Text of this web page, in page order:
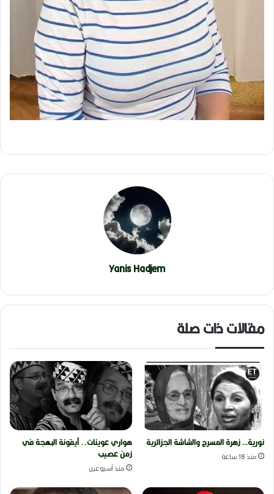
Yanis Hadjem
مقالات ذات صلة
نورية… زهرة المسرح والشاشة الجزائرية
منذ 18 ساعة
هواري عوينات.. أيقونة البهجة في
زمن عصيب
منذ أسبوعين